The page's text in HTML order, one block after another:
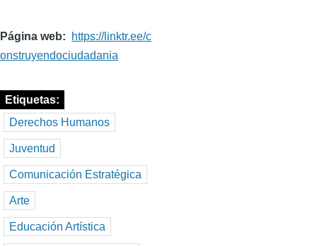
Página web
https://linktr.ee/c
onstruyendociudadania
Etiquetas
Derechos Humanos
Juventud
Comunicación Estratégica
Arte
Educación Artística